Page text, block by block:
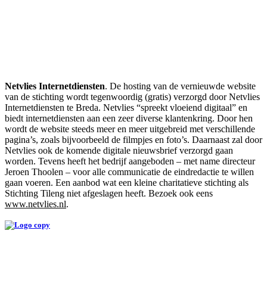
Netvlies Internetdiensten. De hosting van de vernieuwde website
van de stichting wordt tegenwoordig (gratis) verzorgd door Netvlies
Internetdiensten te Breda. Netvlies “spreekt vloeiend digitaal” en
biedt internetdiensten aan een zeer diverse klantenkring. Door hen
wordt de website steeds meer en meer uitgebreid met verschillende
pagina’s, zoals bijvoorbeeld de filmpjes en foto’s. Daarnaast zal door
Netvlies ook de komende digitale nieuwsbrief verzorgd gaan
worden. Tevens heeft het bedrijf aangeboden – met name directeur
Jeroen Thoolen – voor alle communicatie de eindredactie te willen
gaan voeren. Een aanbod wat een kleine charitatieve stichting als
Stichting Tileng niet afgeslagen heeft. Bezoek ook eens
www.netvlies.nl.